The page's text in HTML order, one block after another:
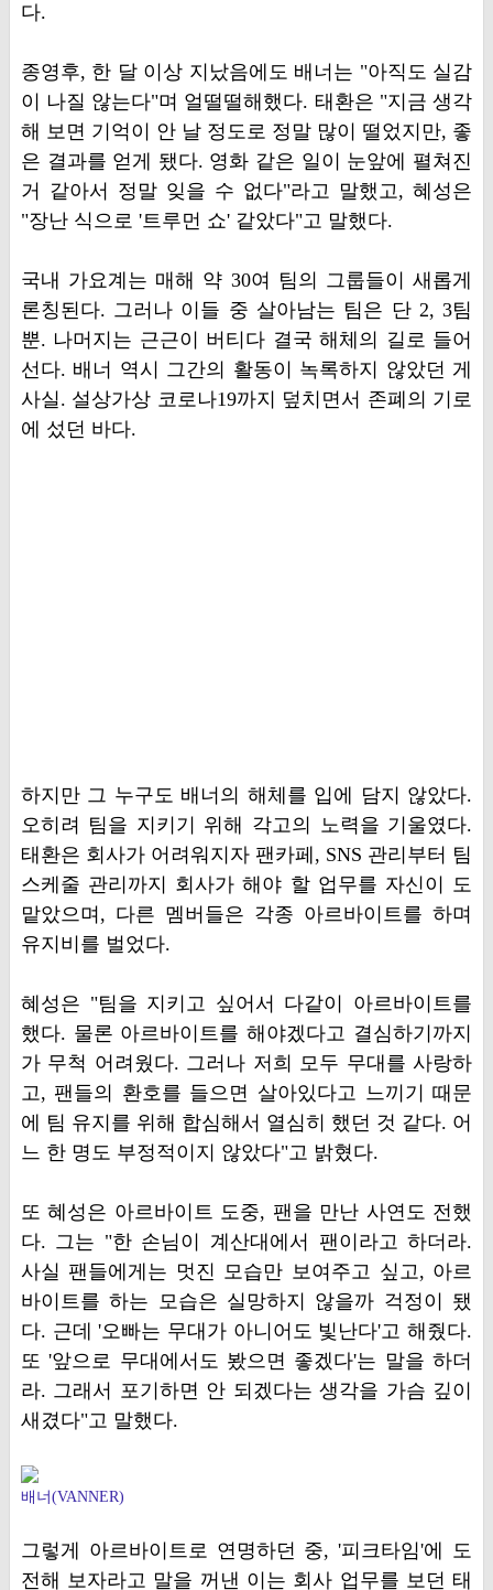
다.
종영후, 한 달 이상 지났음에도 배너는 "아직도 실감
이 나질 않는다"며 얼떨떨해했다. 태환은 "지금 생각
해 보면 기억이 안 날 정도로 정말 많이 떨었지만, 좋
은 결과를 얻게 됐다. 영화 같은 일이 눈앞에 펼쳐진
거 같아서 정말 잊을 수 없다"라고 말했고, 혜성은
"장난 식으로 '트루먼 쇼' 같았다"고 말했다.
국내 가요계는 매해 약 30여 팀의 그룹들이 새롭게
론칭된다. 그러나 이들 중 살아남는 팀은 단 2, 3팀
뿐. 나머지는 근근이 버티다 결국 해체의 길로 들어
선다. 배너 역시 그간의 활동이 녹록하지 않았던 게
사실. 설상가상 코로나19까지 덮치면서 존폐의 기로
에 섰던 바다.
하지만 그 누구도 배너의 해체를 입에 담지 않았다.
오히려 팀을 지키기 위해 각고의 노력을 기울였다.
태환은 회사가 어려워지자 팬카페, SNS 관리부터 팀
스케줄 관리까지 회사가 해야 할 업무를 자신이 도
맡았으며, 다른 멤버들은 각종 아르바이트를 하며
유지비를 벌었다.
혜성은 "팀을 지키고 싶어서 다같이 아르바이트를
했다. 물론 아르바이트를 해야겠다고 결심하기까지
가 무척 어려웠다. 그러나 저희 모두 무대를 사랑하
고, 팬들의 환호를 들으면 살아있다고 느끼기 때문
에 팀 유지를 위해 합심해서 열심히 했던 것 같다. 어
느 한 명도 부정적이지 않았다"고 밝혔다.
또 혜성은 아르바이트 도중, 팬을 만난 사연도 전했
다. 그는 "한 손님이 계산대에서 팬이라고 하더라.
사실 팬들에게는 멋진 모습만 보여주고 싶고, 아르
바이트를 하는 모습은 실망하지 않을까 걱정이 됐
다. 근데 '오빠는 무대가 아니어도 빛난다'고 해줬다.
또 '앞으로 무대에서도 봤으면 좋겠다'는 말을 하더
라. 그래서 포기하면 안 되겠다는 생각을 가슴 깊이
새겼다"고 말했다.
배너(VANNER)
그렇게 아르바이트로 연명하던 중, '피크타임'에 도
전해 보자라고 말을 꺼낸 이는 회사 업무를 보던 태